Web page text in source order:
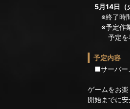
5月14日
※終了時間
※予定作業
予定を早
予定内容
■サーバー
ゲームをお楽
開始までに安